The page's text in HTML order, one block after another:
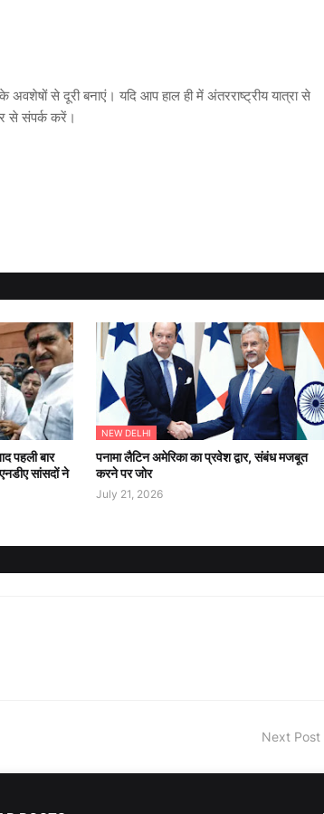
से दूरी बनाएं। यदि आप हाल ही में अंतरराष्ट्रीय यात्रा से
से संपर्क करें।
पहली बार
सांसदों ने
NEW DELHI
पनामा लैटिन अमेरिका का प्रवेश द्वार, संबंध मजबूत
करने पर जोर
July 21, 2026
Next Post